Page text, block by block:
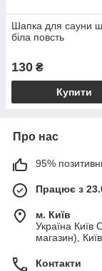
Шапка для сауни
біла повсть
130 ₴
Купити
Про нас
95%
Працює з
м. Київ
Україна Київ
магазин),
Контакти